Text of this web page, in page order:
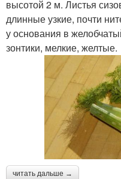
высотой 2 м. Листья
длинные узкие, почти
у основания в
зонтики, мелкие, желтые.
читать дальше →